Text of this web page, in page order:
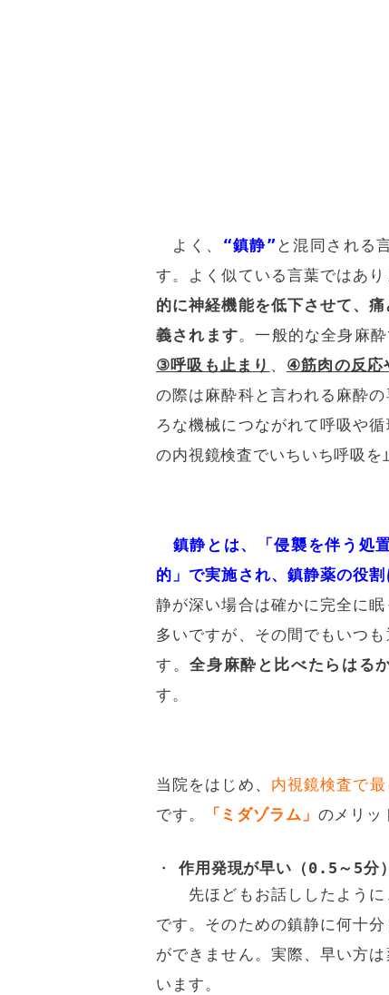
よく、 “鎮静” と混同される
す。よく似ている言葉ではあ
的に神経機能を低下させて、
義されます。一般的な全身麻酔
③呼吸も止まり 、 ④筋肉の反応
の際は麻酔科と言われる麻酔
ろな機械につながれて呼吸や
の内視鏡検査でいちいち呼吸
鎮静とは、「侵襲を伴う処
的」で実施され、鎮静薬の役
静が深い場合は確かに完全に
多いですが、その間でもいつ
す。全身麻酔と比べたらはる
す。
当院をはじめ、 内視鏡検査で
です。
「ミダゾラム」 のメリッ
作用発現が早い（0.5～5分）
先ほどもお話ししたように
です。そのための鎮静に何十
ができません。実際、早い方
います。